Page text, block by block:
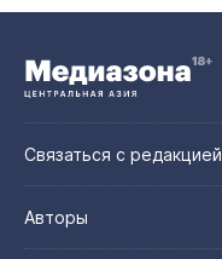
Связаться с редакцией
Авторы